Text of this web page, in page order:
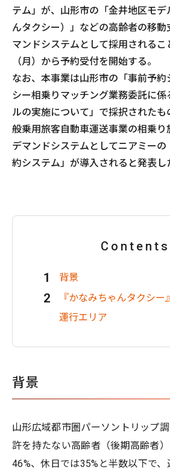
テム」が、山形市の「金井地区モデ
んタクシー）」などの高齢者の移動
マンドシステムとして採用されるこ
（月）から予約受付を開始する。
なお、本事業は山形市の「事前予約
シー相乗りマッチング業務委託に
ルの実施について」で採択された
般乗用旅客自動車運送事業の相乗り
デマンドシステムとしてニアミーの
約システム」が導入されると発表し
Contents
背景
『かなみちゃんタクシー
運行エリア
背景
山形広域都市圏パーソントリップ
許を持たない高齢者（後期高齢者
46%、休日では35%と半数以下で